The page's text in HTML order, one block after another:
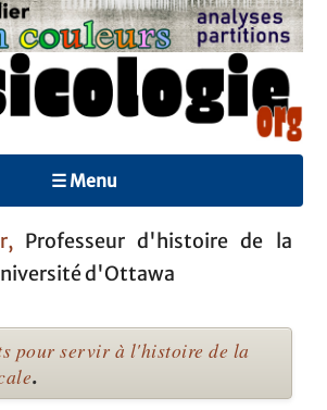
☰ Menu
Professeur d'histoire de la
d'Ottawa
pour servir à l'histoire de la
.